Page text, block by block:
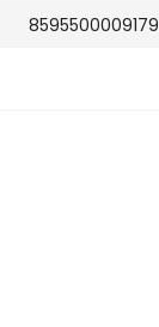
8595500009179